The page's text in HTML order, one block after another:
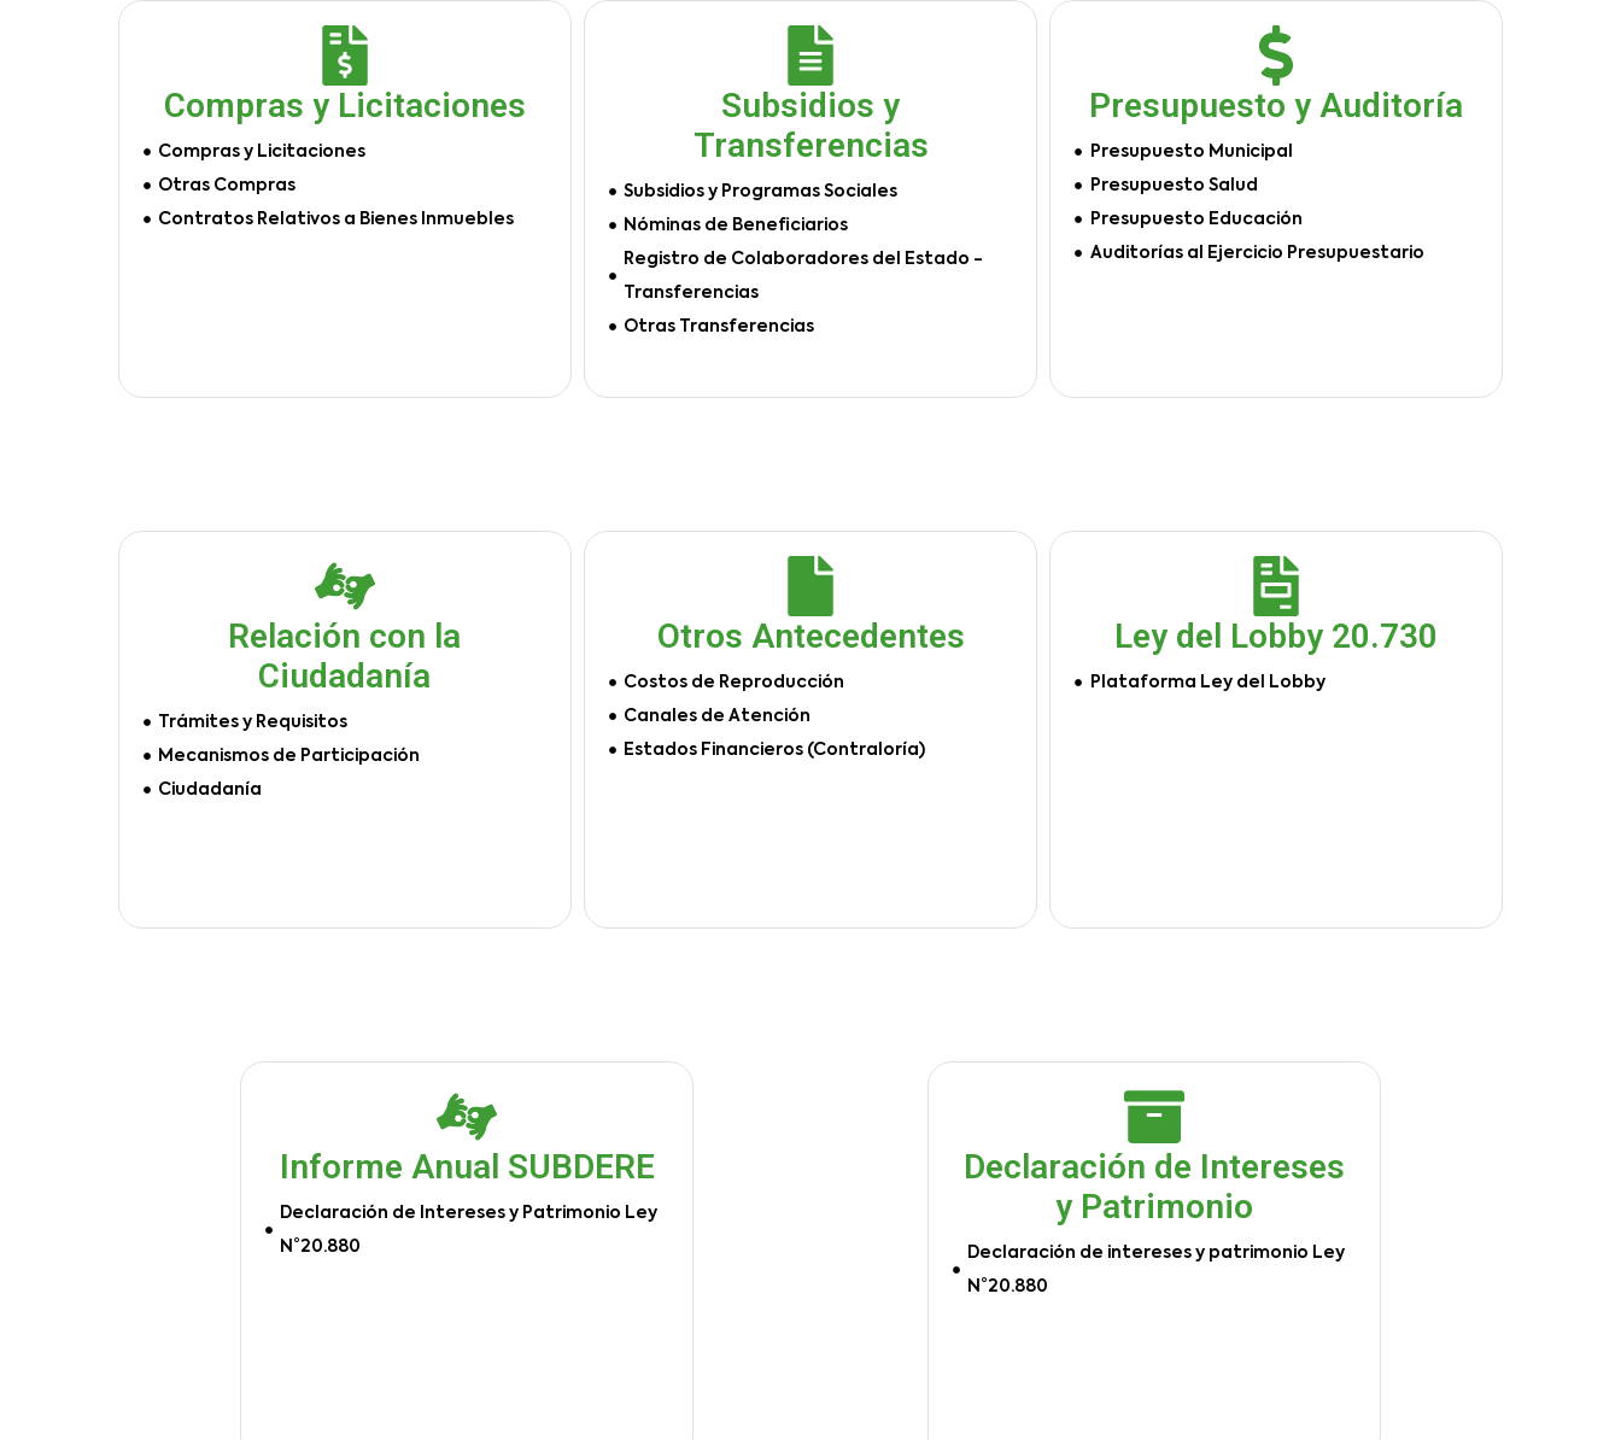
Compras y Licitaciones
Compras y Licitaciones
Otras Compras
Contratos Relativos a Bienes Inmuebles
Subsidios y
Transferencias
Subsidios y Programas Sociales
Nóminas de Beneficiarios
Registro de Colaboradores del Estado -
Transferencias
Otras Transferencias
Presupuesto y Auditoría
Presupuesto Municipal
Presupuesto Salud
Presupuesto Educación
Auditorías al Ejercicio Presupuestario
Relación con la
Ciudadanía
Trámites y Requisitos
Mecanismos de Participación
Ciudadanía
Otros Antecedentes
Costos de Reproducción
Canales de Atención
Estados Financieros (Contraloría)
Ley del Lobby 20.730
Plataforma Ley del Lobby
Informe Anual SUBDERE
Declaración de Intereses y Patrimonio Ley
N°20.880
Declaración de Intereses
y Patrimonio
Declaración de intereses y patrimonio Ley
N°20.880